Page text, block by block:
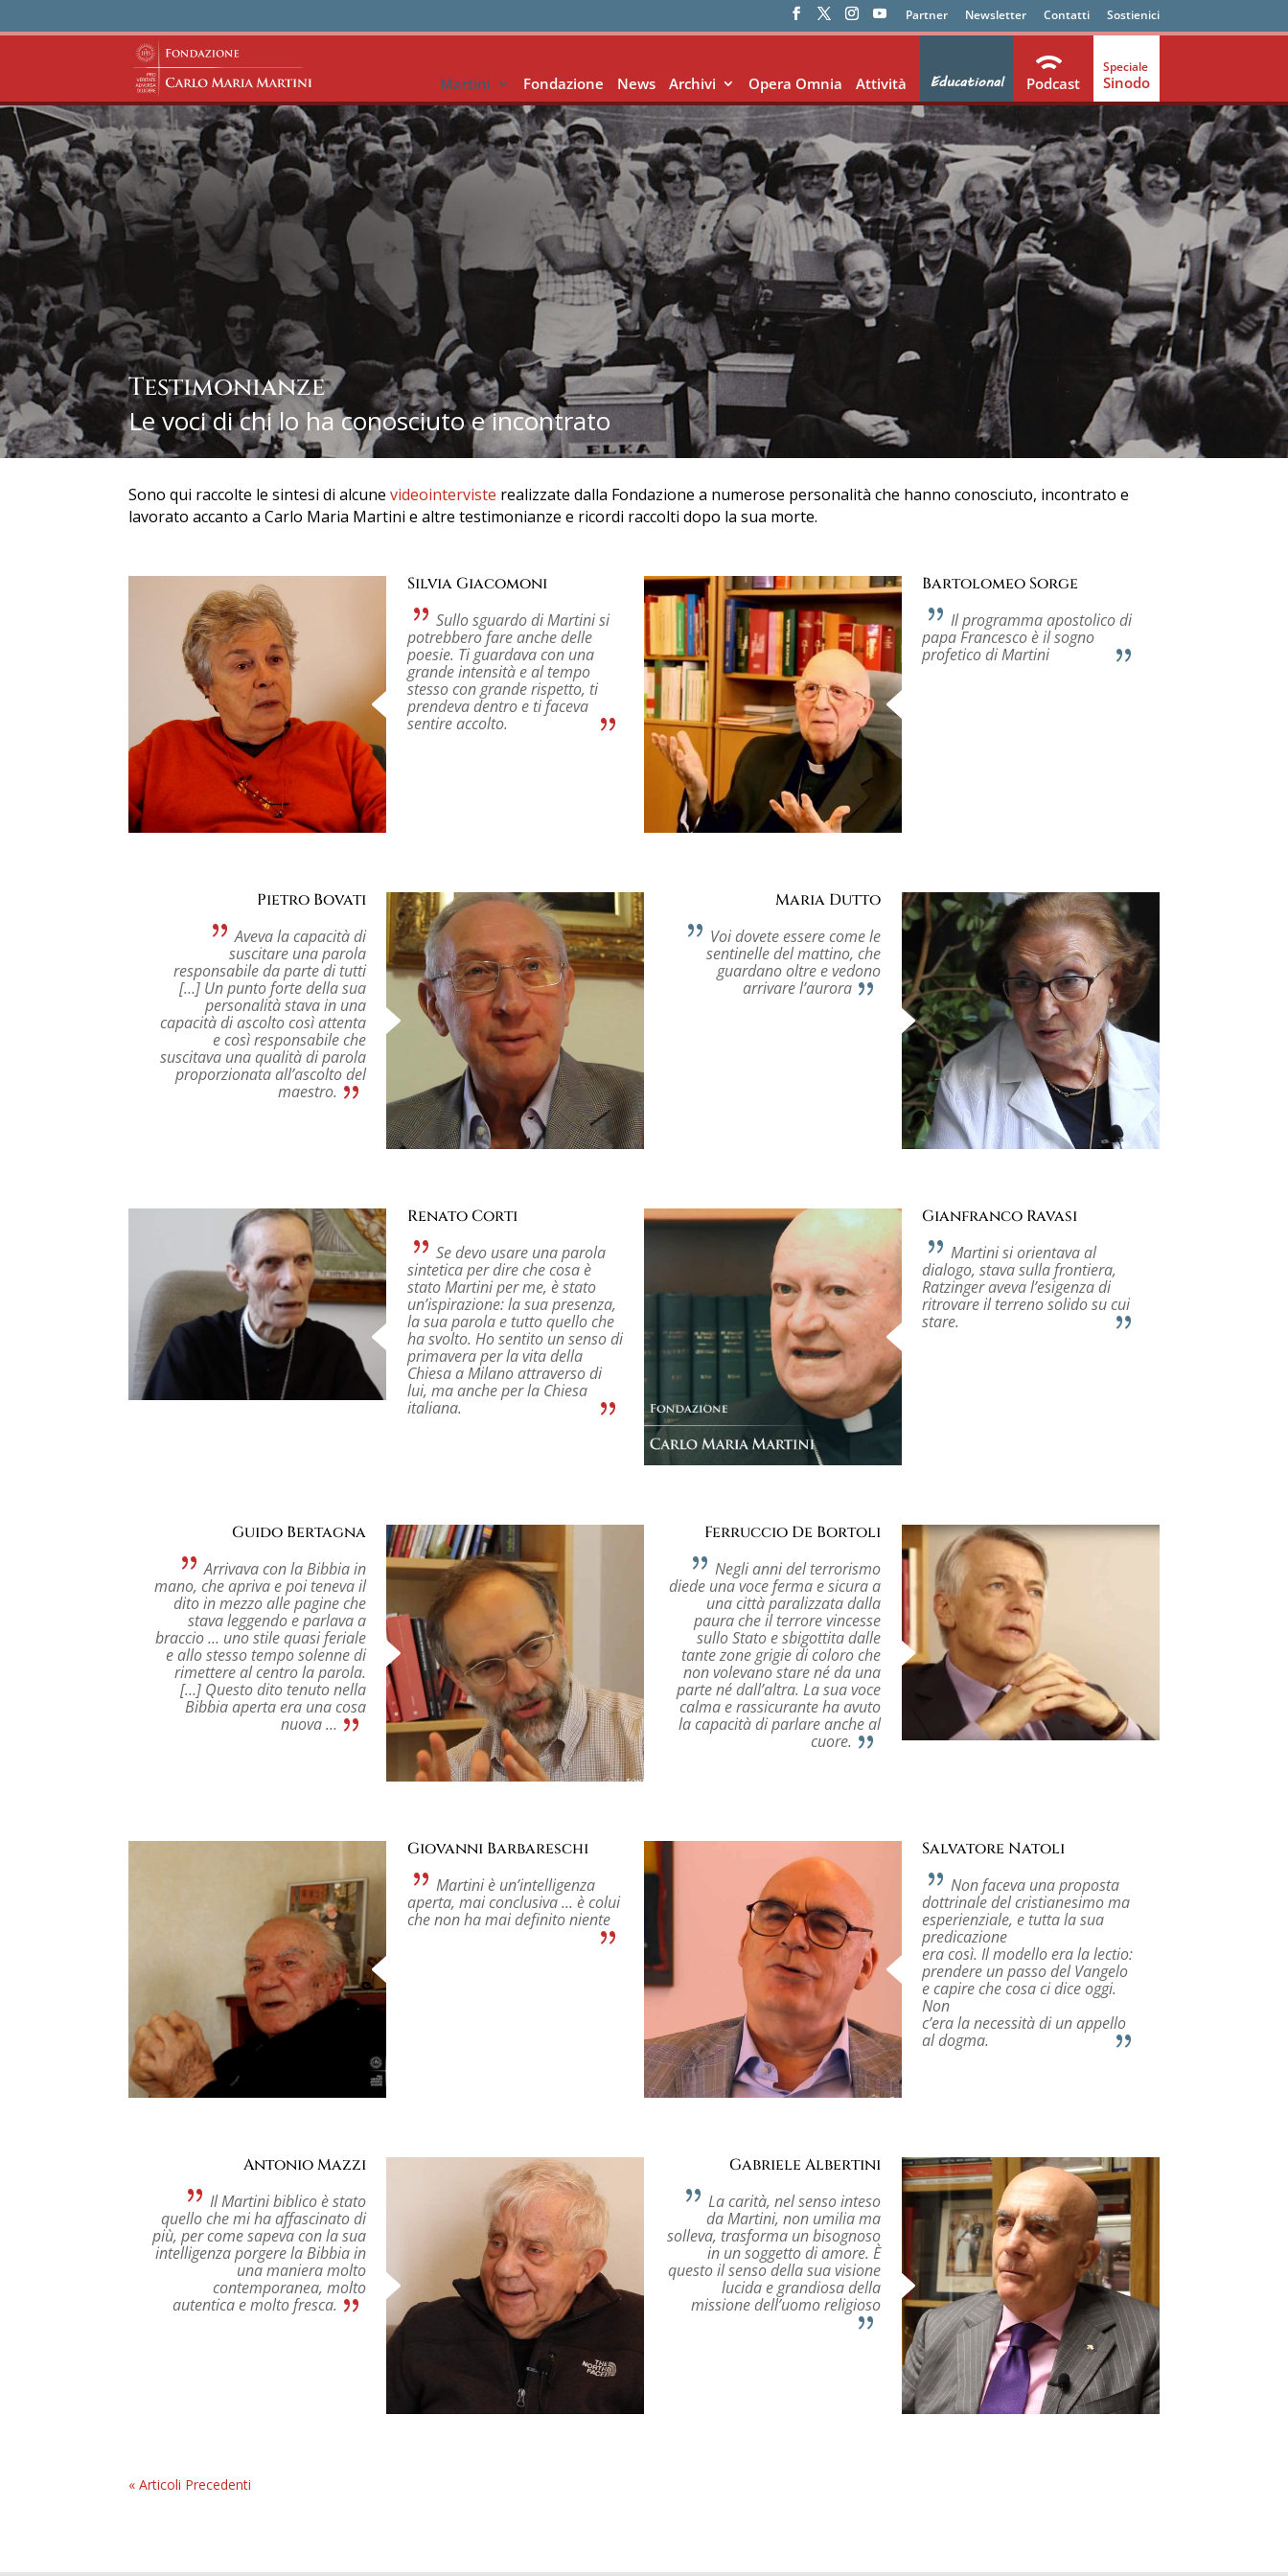
Partner Newsletter Contatti Sostienici
Martini Fondazione News Archivi Opera Omnia Attività Educational Podcast Sinodo
Testimonianze
Le voci di chi lo ha conosciuto e incontrato
Sono qui raccolte le sintesi di alcunevideointerviste realizzate dalla Fondazione a numerose personalità che hanno conosciuto, incontrato e
lavorato accanto a Carlo Maria Martini e altre testimonianze e ricordi raccolti dopo la sua morte.
Silvia Giacomoni
Sullo sguardo di Martini si
potrebbero fare anche delle
poesie. Ti guardava con una
grande intensità e al tempo
stesso con grande rispetto, ti
prendeva dentro e ti faceva
sentire accolto.
Bartolomeo Sorge
Il programma apostolico di
papa Francesco è il sogno
profetico di Martini
Pietro Bovati
Aveva la capacità di
suscitare una parola
responsabile da parte di tutti
[…] Un punto forte della sua
personalità stava in una
capacità di ascolto così attenta
e così responsabile che
suscitava una qualità di parola
proporzionata all’ascolto del
maestro.
Maria Dutto
Voi dovete essere come le
sentinelle del mattino, che
guardano oltre e vedono
arrivare l’aurora
Renato Corti
Se devo usare una parola
sintetica per dire che cosa è
stato Martini per me, è stato
un’ispirazione: la sua presenza,
la sua parola e tutto quello che
ha svolto. Ho sentito un senso di
primavera per la vita della
Chiesa a Milano attraverso di
lui, ma anche per la Chiesa
italiana.
Gianfranco Ravasi
Martini si orientava al
dialogo, stava sulla frontiera,
Ratzinger aveva l’esigenza di
ritrovare il terreno solido su cui
stare.
Guido Bertagna
Arrivava con la Bibbia in
mano, che apriva e poi teneva il
dito in mezzo alle pagine che
stava leggendo e parlava a
braccio … uno stile quasi feriale
e allo stesso tempo solenne di
rimettere al centro la parola.
[…] Questo dito tenuto nella
Bibbia aperta era una cosa
nuova …
Ferruccio De Bortoli
Negli anni del terrorismo
diede una voce ferma e sicura a
una città paralizzata dalla
paura che il terrore vincesse
sullo Stato e sbigottita dalle
tante zone grigie di coloro che
non volevano stare né da una
parte né dall’altra. La sua voce
calma e rassicurante ha avuto
la capacità di parlare anche al
cuore.
Giovanni Barbareschi
Martini è un’intelligenza
aperta, mai conclusiva … è colui
che non ha mai definito niente
Salvatore Natoli
Non faceva una proposta
dottrinale del cristianesimo ma
esperienziale, e tutta la sua
predicazione
era così. Il modello era la lectio:
prendere un passo del Vangelo
e capire che cosa ci dice oggi.
Non
c’era la necessità di un appello
al dogma.
Antonio Mazzi
Il Martini biblico è stato
quello che mi ha affascinato di
più, per come sapeva con la sua
intelligenza porgere la Bibbia in
una maniera molto
contemporanea, molto
autentica e molto fresca.
Gabriele Albertini
La carità, nel senso inteso
da Martini, non umilia ma
solleva, trasforma un bisognoso
in un soggetto di amore. È
questo il senso della sua visione
lucida e grandiosa della
missione dell’uomo religioso
« Articoli Precedenti